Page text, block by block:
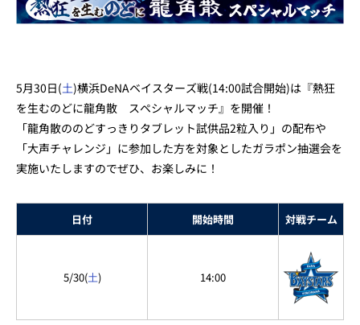
5月30日(土)横浜DeNAベイスターズ戦(14:00試合開始)は『熱狂
を生むのどに龍角散 スペシャルマッチ』を開催！
「龍角散ののどすっきりタブレット試供品2粒入り」の配布や
「大声チャレンジ」に参加した方を対象としたガラポン抽選会を
実施いたしますのでぜひ、お楽しみに！
日付 開始時間 対戦チーム
5/30(土) 14:00